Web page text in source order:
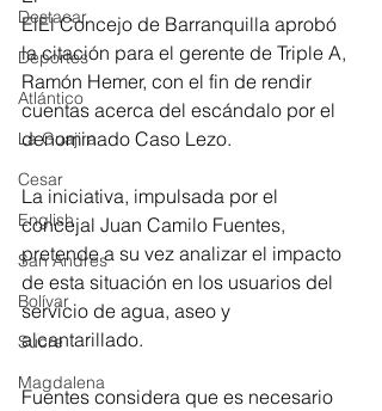
Destacar
Deportes
Atlántico
La Guajira
Cesar
English
San Andres
Bolívar
Sucre
Magdalena
ElEl Concejo de Barranquilla aprobó
la citación para el gerente de Triple A,
Ramón Hemer, con el fin de rendir
cuentas acerca del escándalo por el
denominado Caso Lezo.
La iniciativa, impulsada por el
concejal Juan Camilo Fuentes,
pretende a su vez analizar el impacto
de esta situación en los usuarios del
servicio de agua, aseo y
alcantarillado.
Fuentes considera que es necesario